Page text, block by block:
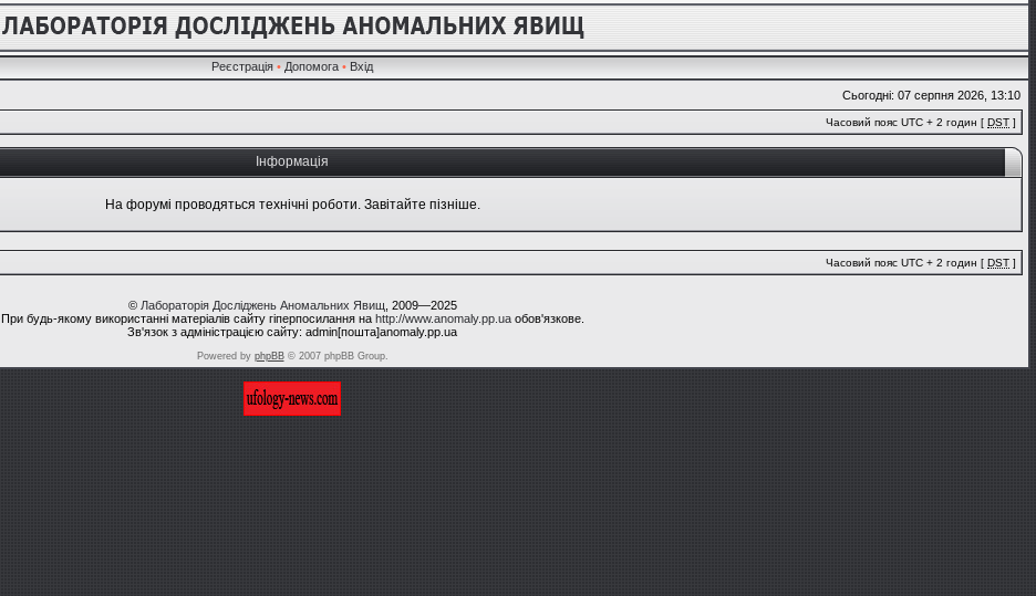
Реєстрація • Допомога • Вхід
Сьогодні: 07 серпня 2026, 13:10
Часовий пояс UTC + 2 годин [ DST ]
Інформація
На форумі проводяться технічні роботи. Завітайте пізніше.
Часовий пояс UTC + 2 годин [ DST ]
© Лабораторія Досліджень Аномальних Явищ , 2009—2025
При будь-якому використанні матеріалів сайту гіперпосилання на http://www.anomaly.pp.uaобов'язкове.
Зв'язок з адміністрацією сайту: admin[пошта]anomaly.pp.ua
Powered by phpBB© 2007 phpBB Group.